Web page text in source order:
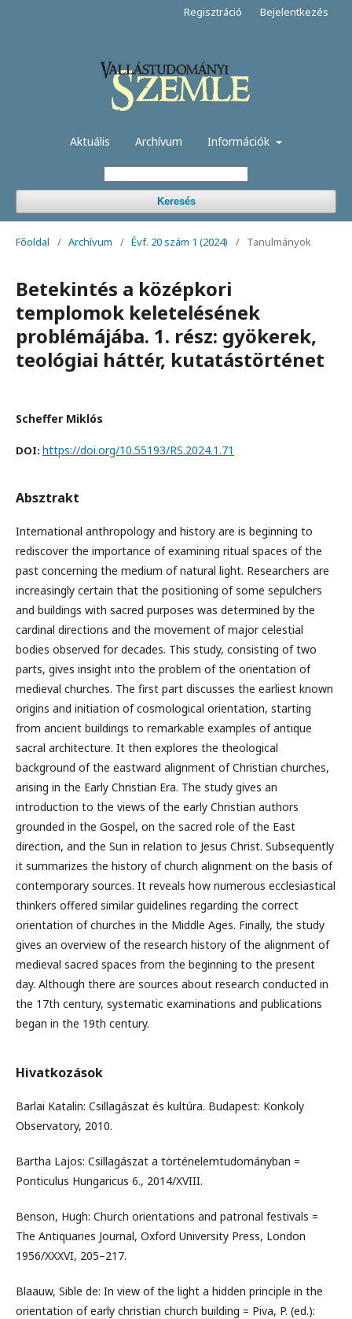
Aktuális Archívum Információk
Keresés
Regisztráció Bejelentkezés
Főoldal / Archívum / Évf. 20 szám 1 (2024) / Tanulmányok
Betekintés a középkori
templomok keletelésének
problémájába. 1. rész: gyökerek,
teológiai háttér, kutatástörténet
Scheffer Miklós
DOI: https://doi.org/10.55193/RS.2024.1.71
Absztrakt
International anthropology and history are is beginning to
rediscover the importance of examining ritual spaces of the
past concerning the medium of natural light. Researchers are
increasingly certain that the positioning of some sepulchers
and buildings with sacred purposes was determined by the
cardinal directions and the movement of major celestial
bodies observed for decades. This study, consisting of two
parts, gives insight into the problem of the orientation of
medieval churches. The first part discusses the earliest known
origins and initiation of cosmological orientation, starting
from ancient buildings to remarkable examples of antique
sacral architecture. It then explores the theological
background of the eastward alignment of Christian churches,
arising in the Early Christian Era. The study gives an
introduction to the views of the early Christian authors
grounded in the Gospel, on the sacred role of the East
direction, and the Sun in relation to Jesus Christ. Subsequently
it summarizes the history of church alignment on the basis of
contemporary sources. It reveals how numerous ecclesiastical
thinkers offered similar guidelines regarding the correct
orientation of churches in the Middle Ages. Finally, the study
gives an overview of the research history of the alignment of
medieval sacred spaces from the beginning to the present
day. Although there are sources about research conducted in
the 17th century, systematic examinations and publications
began in the 19th century.
Hivatkozások
Barlai Katalin: Csillagászat és kultúra. Budapest: Konkoly
Observatory, 2010.
Bartha Lajos: Csillagászat a történelemtudományban =
Ponticulus Hungaricus 6., 2014/XVIII.
Benson, Hugh: Church orientations and patronal festivals =
The Antiquaries Journal, Oxford University Press, London
1956/XXXVI, 205–217.
Blaauw, Sible de: In view of the light a hidden principle in the
orientation of early christian church building = Piva, P. (ed.):